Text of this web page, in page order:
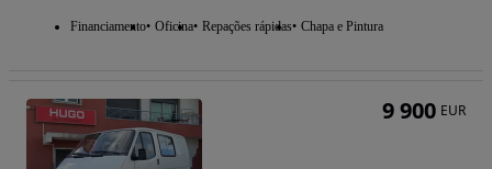
Financiamento Oficina Repações rápidas Chapa e Pintura
9 900 EUR